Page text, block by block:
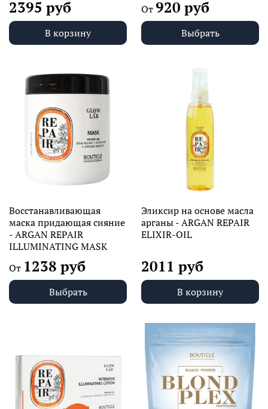
2395 руб
В корзину
От 920 руб
Выбрать
Восстанавливающая
маска придающая сияние
- ARGAN REPAIR
ILLUMINATING MASK
От 1238 руб
Выбрать
Эликсир на основе масла
арганы - ARGAN REPAIR
ELIXIR-OIL
2011 руб
В корзину